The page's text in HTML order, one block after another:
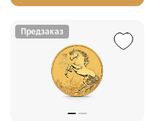
Предзаказ